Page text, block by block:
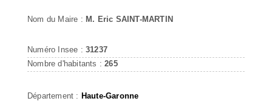
Nom du Maire : M. Eric SAINT-MARTIN
Numéro Insee : 31237
Nombre d'habitants :265
Département : Haute-Garonne